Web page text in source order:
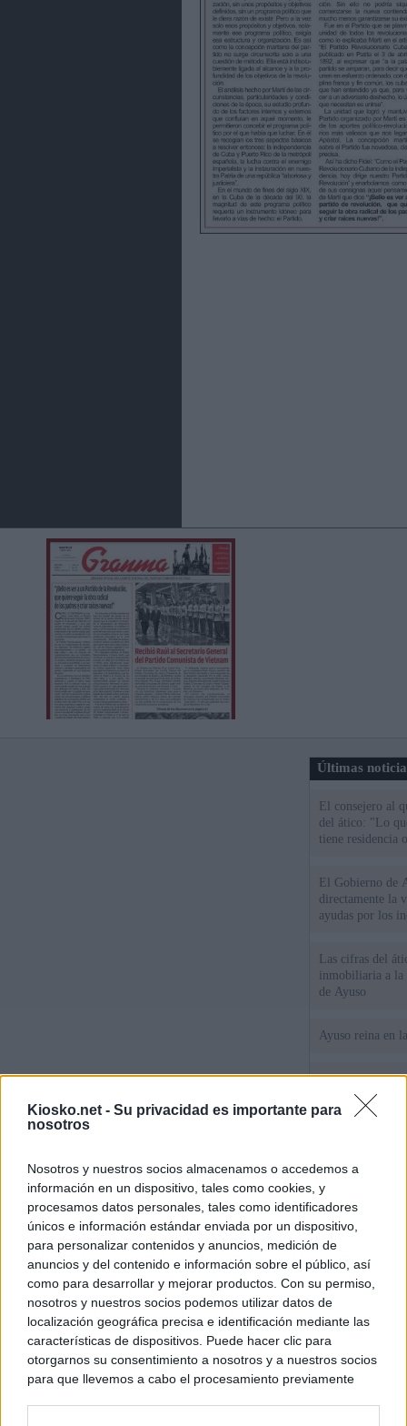
Kiosko.net - Su privacidad es importante para
nosotros
Nosotros y nuestros socios almacenamos o accedemos a
información en un dispositivo, tales como cookies, y
procesamos datos personales, tales como identificadores
únicos e información estándar enviada por un dispositivo,
para personalizar contenidos y anuncios, medición de
anuncios y del contenido e información sobre el público, así
como para desarrollar y mejorar productos. Con su permiso,
nosotros y nuestros socios podemos utilizar datos de
localización geográfica precisa e identificación mediante las
características de dispositivos. Puede hacer clic para
otorgarnos su consentimiento a nosotros y a nuestros socios
para que llevemos a cabo el procesamiento previamente
Últimas
El consejero al
del ático: "Lo
tiene residencia
El Gobierno de
directamente la
ayudas por los
Las cifras del
inmobiliaria a la
de Ayuso
Ayuso reina en
El juez propone
la filtración de
jefa" Ayuso
WhatsApp,
un nuevo cruce
15 de agosto
© Kiosko.net Aviso Legal Privacidad y Cookies